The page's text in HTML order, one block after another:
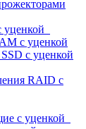
с уценкой
с уценкой
RAID с
с уценкой